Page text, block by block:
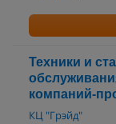
Техники и
компаний-
КЦ "Грэйд"